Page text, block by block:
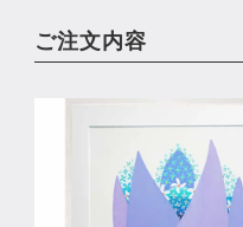
ご注文内容